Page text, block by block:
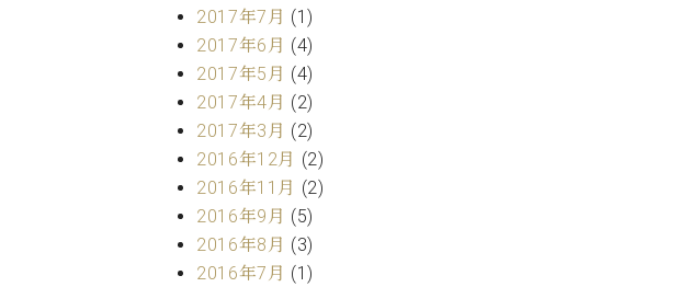
2017年7月 (1)
2017年6月 (4)
2017年5月 (4)
2017年4月 (2)
2017年3月 (2)
2016年12月 (2)
2016年11月 (2)
2016年9月 (5)
2016年8月 (3)
2016年7月 (1)